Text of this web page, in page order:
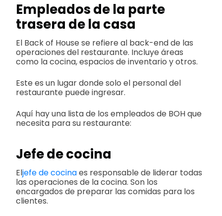
Empleados de la parte
trasera de la casa
El Back of House se refiere al back-end de las
operaciones del restaurante. Incluye áreas
como la cocina, espacios de inventario y otros.
Este es un lugar donde solo el personal del
restaurante puede ingresar.
Aquí hay una lista de los empleados de BOH que
necesita para su restaurante:
Jefe de cocina
Eljefe de cocinaes responsable de liderar todas
las operaciones de la cocina. Son los
encargados de preparar las comidas para los
clientes.